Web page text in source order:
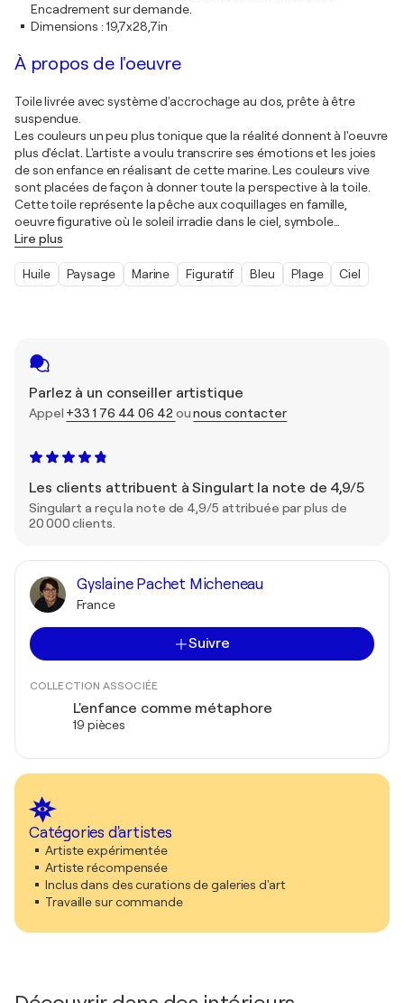
Parlez à un conseiller artistique
Appel +33 1 76 44 06 42 ounous contacter
Les clients attribuent à Singulart la note de 4,9/5
Singulart a reçu la note de 4,9/5 attribuée par plus de
20 000 clients.
Gyslaine Pachet Micheneau
France
Suivre
COLLECTION ASSOCIÉE
L'enfance comme métaphore
19 pièces
Catégories d'artistes
Artiste expérimentée
Artiste récompensée
Inclus dans des curations de galeries d'art
Travaille sur commande
Encadrement sur demande.
Dimensions : 19,7x28,7in
À propos de l'oeuvre
Toile livrée avec système d'accrochage au dos, prête à être
suspendue.
Les couleurs un peu plus tonique que la réalité donnent à l'oeuvre
plus d'éclat. L'artiste a voulu transcrire ses émotions et les joies
de son enfance en réalisant de cette marine. Les couleurs vive
sont placées de façon à donner toute la perspective à la toile.
Cette toile représente la pêche aux coquillages en famille,
oeuvre figurative où le soleil irradie dans le ciel, symbole
Lire plus
Huile Paysage Marine Figuratif Bleu Plage Ciel